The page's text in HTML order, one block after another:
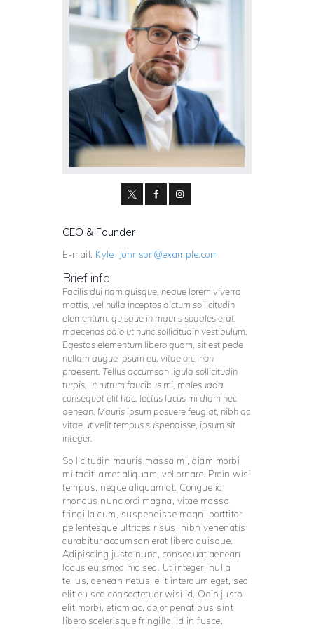
CEO & Founder
E-mail: Kyle_Johnson@example.com
Brief info
Facilis dui nam quisque, neque lorem viverra
mattis, vel nulla inceptos dictum sollicitudin
elementum, quisque in mauris sodales erat,
maecenas odio ut nunc sollicitudin vestibulum.
Egestas elementum libero quam, sit est pede
nullam augue ipsum eu, vitae orci non
praesent. Tellus accumsan ligula sollicitudin
turpis, ut rutrum faucibus mi, malesuada
consequat elit hac, lectus lacus mi diam nec
aenean. Mauris ipsum posuere feugiat, nibh ac
vitae ut velit tempus suspendisse, ipsum sit
integer.
Sollicitudin mauris massa mi, diam morbi
mi taciti amet aliquam, vel ornare. Proin wisi
tempus, neque aliquam at. Congue id
rhoncus nunc orci magna, vitae massa
fringilla cum, suspendisse magni porttitor
pellentesque ultrices risus, nibh venenatis
curabitur accumsan erat libero quisque.
Adipiscing justo nunc, consequat aenean
lacus euismod hic sed. Ut integer, nulla
tellus, aenean netus, elit interdum eget, sed
elit eu sed consectetuer wisi id. Odio justo
elit morbi, etiam ac, dolor penatibus sint
libero scelerisque fringilla, id in fusce.